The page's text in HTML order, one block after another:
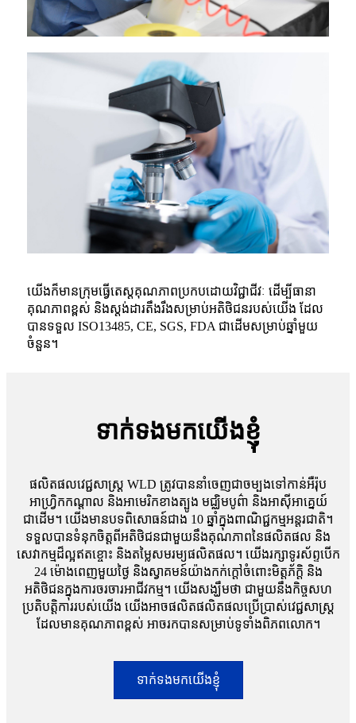
យើងក៏មានក្រុមធ្វើតេស្តគុណភាពប្រកបដោយវិជ្ជាជីវៈ ដើម្បីធានា
គុណភាពខ្ពស់ និងស្តង់ដារតឹងរឹងសម្រាប់អតិថិជនរបស់យើង ដែល
បានទទួល ISO13485, CE, SGS, FDA ជាដើមសម្រាប់ឆ្នាំមួយ
ចំនួន។
ទាក់ទងមកយើងខ្ញុំ
ផលិតផលវេជ្ជសាស្រ្ដ WLD ត្រូវបាននាំចេញជាចម្បងទៅកាន់អឺរ៉ុប
អាហ្រ្វិកកណ្តាល និងអាមេរិកខាងត្បូង មជ្ឈិមបូព៌ា និងអាស៊ីអាគ្នេយ៍
ជាដើម។ យើងមានបទពិសោធន៍ជាង 10 ឆ្នាំក្នុងពាណិជ្ជកម្មអន្តរជាតិ។
ទទួលបានទំនុកចិត្តពីអតិថិជនជាមួយនឹងគុណភាពនៃផលិតផល និង
សេវាកម្មដ៏ល្អឥតខ្ចោះ និងតម្លៃសមរម្យផលិតផល។ យើងរក្សាទូរស័ព្ទបើក
24 ម៉ោងពេញមួយថ្ងៃ និងស្វាគមន៍យ៉ាងកក់ក្តៅចំពោះមិត្តភ័ក្តិ និង
អតិថិជនក្នុងការចរចារអាជីវកម្ម។ យើងសង្ឃឹមថា ជាមួយនឹងកិច្ចសហ
ប្រតិបត្តិការរបស់យើង យើងអាចផលិតផលិតផលប្រើប្រាស់វេជ្ជសាស្រ្ត
ដែលមានគុណភាពខ្ពស់ អាចរកបានសម្រាប់ទូទាំងពិភពលោក។
ទាក់ទងមកយើងខ្ញុំ